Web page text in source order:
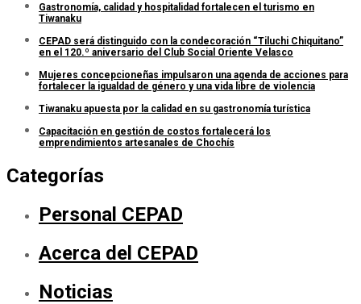
Gastronomía, calidad y hospitalidad fortalecen el turismo en
Tiwanaku
CEPAD será distinguido con la condecoración “Tiluchi Chiquitano”
en el 120.º aniversario del Club Social Oriente Velasco
Mujeres concepcioneñas impulsaron una agenda de acciones para
fortalecer la igualdad de género y una vida libre de violencia
Tiwanaku apuesta por la calidad en su gastronomía turística
Capacitación en gestión de costos fortalecerá los
emprendimientos artesanales de Chochís
Categorías
Personal CEPAD
Acerca del CEPAD
Noticias